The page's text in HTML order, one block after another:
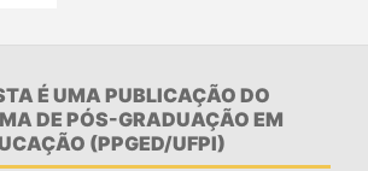
É UMA PUBLICAÇÃO DO
DE PÓS-GRADUAÇÃO EM
(PPGED/UFPI)